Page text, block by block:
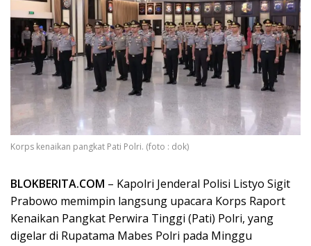
Korps kenaikan pangkat Pati Polri. (foto : dok)
BLOKBERITA.COM – Kapolri Jenderal Polisi Listyo Sigit
Prabowo memimpin langsung upacara Korps Raport
Kenaikan Pangkat Perwira Tinggi (Pati) Polri, yang
digelar di Rupatama Mabes Polri pada Minggu